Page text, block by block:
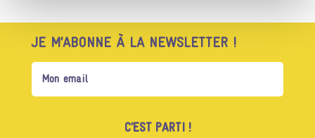
JE M’ABONNE À LA NEWSLETTER !